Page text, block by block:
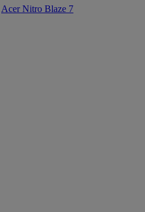
Acer Nitro Blaze 7